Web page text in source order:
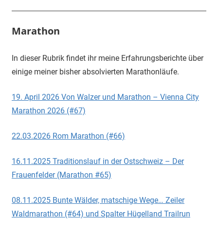
Marathon
In dieser Rubrik findet ihr meine Erfahrungsberichte über
einige meiner bisher absolvierten Marathonläufe.
19. April 2026 Von Walzer und Marathon – Vienna City
Marathon 2026 (#67)
22.03.2026 Rom Marathon (#66)
16.11.2025 Traditionslauf in der Ostschweiz – Der
Frauenfelder (Marathon #65)
08.11.2025 Bunte Wälder, matschige Wege… Zeiler
Waldmarathon (#64) und Spalter Hügelland Trailrun